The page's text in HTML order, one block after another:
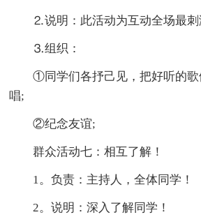
⒉说明：此活动为互动全场最刺
⒊组织：
①同学们各抒己见，把好听的歌
唱;
②纪念友谊;
群众活动七：相互了解！
1。负责：主持人，全体同学！
2。说明：深入了解同学！